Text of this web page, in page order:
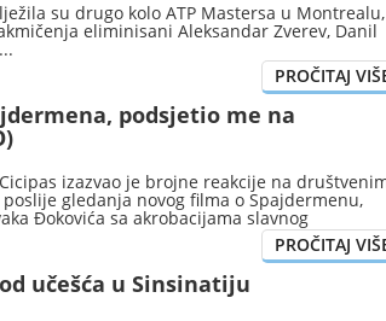
su drugo kolo ATP Mastersa u Montrealu,
eliminisani Aleksandar Zverev, Danil
podsjetio me na
izazvao je brojne reakcije na
gledanja novog filma o Spajdermenu,
Đokovića sa akrobacijama slavnog
učešća u Sinsinatiju